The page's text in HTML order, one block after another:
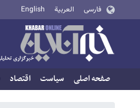
فارسی العربية English
صفحه اصلی سیاست اقتصاد